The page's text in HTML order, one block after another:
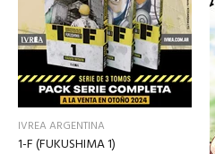
IVREA ARGENTINA
1-F (FUKUSHIMA 1)